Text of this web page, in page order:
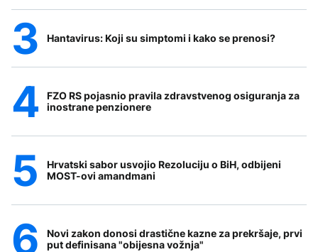
Hantavirus: Koji su simptomi i kako se prenosi?
FZO RS pojasnio pravila zdravstvenog osiguranja za
inostrane penzionere
Hrvatski sabor usvojio Rezoluciju o BiH, odbijeni
MOST-ovi amandmani
Novi zakon donosi drastične kazne za prekršaje, prvi
put definisana "obijesna vožnja"